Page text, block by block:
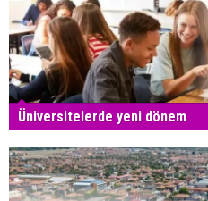
Üniversitelerde yeni dönem